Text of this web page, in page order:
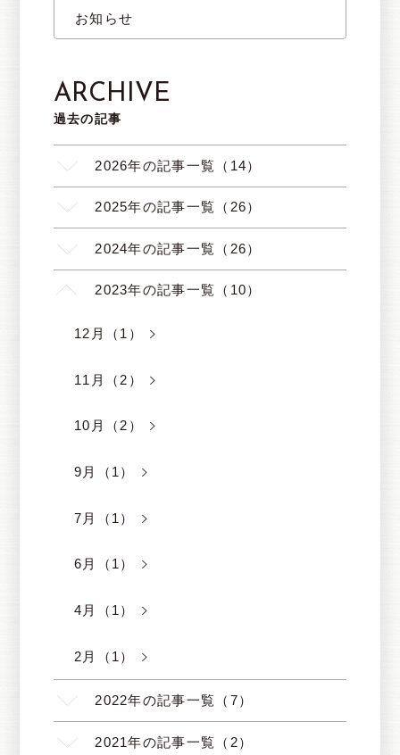
お知らせ
ARCHIVE
過去の記事
2026年の記事一覧（14）
2025年の記事一覧（26）
2024年の記事一覧（26）
2023年の記事一覧（10）
12月（1）
11月（2）
10月（2）
9月（1）
7月（1）
6月（1）
4月（1）
2月（1）
2022年の記事一覧（7）
2021年の記事一覧（2）